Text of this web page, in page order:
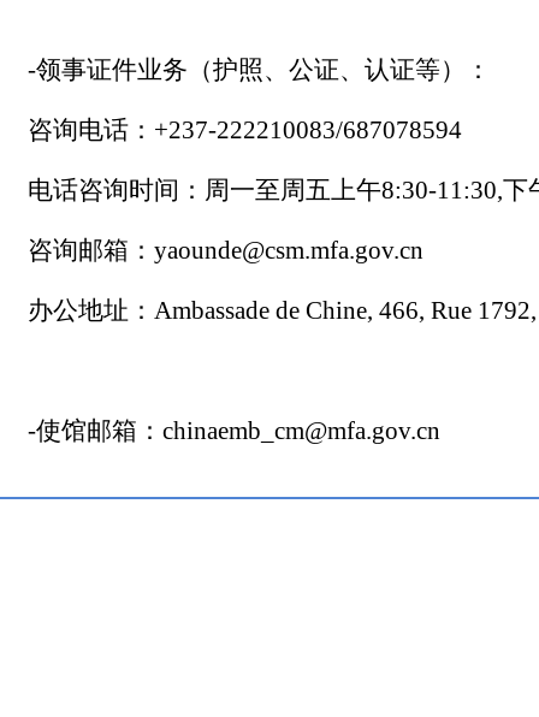
-领事证件业务（护照、公证、认证等）：
咨询电话： +237-222210083/687078594
电话咨询时间：周一至周五上午8:30-11:30,下
咨询邮箱： yaounde@csm.mfa.gov.cn
办公地址： Ambassade de Chine, 466, Rue
-使馆邮箱： chinaemb_cm@mfa.gov.cn